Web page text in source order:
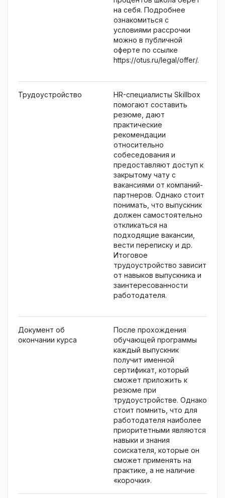
на себя. Подробнее
ознакомиться с
условиями рассрочки
можно в публичной
оферте по ссылке
https://otus.ru/legal/offer/.
Трудоустройство
HR-специалисты Skillbox
помогают составить
резюме, дают
практические
рекомендации
относительно
собеседования и
предоставляют доступ к
закрытому чату с
вакансиями от компаний-
партнеров. Однако стоит
понимать, что выпускник
должен самостоятельно
откликаться на
подходящие вакансии,
вести переписку и др.
Итоговое
трудоустройство зависит
от навыков выпускника и
заинтересованности
работодателя.
Документ об
окончании курса
После прохождения
обучающей программы
каждый выпускник
получит именной
сертификат, который
сможет приложить к
резюме при
трудоустройстве. Однако
стоит помнить, что для
работодателя наиболее
приоритетными являются
навыки и знания
соискателя, которые он
сможет применять на
практике, а не наличие
«корочки».